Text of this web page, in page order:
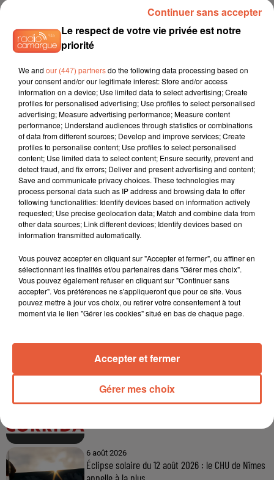
Arles : après un taureau percuté lors d'une
abrivado à Saliers,...
6 août 2026
Éclipse solaire du 12 août 2026 : le CHU de Nîmes
Le respect de votre vie privée est notre
priorité
We and our (447) partnersdo the following data processing based on
your consent and/or our legitimate interest: Store and/or access
information on a device; Use limited data to select advertising; Create
profiles for personalised advertising; Use profiles to select personalised
advertising; Measure advertising performance; Measure content
performance; Understand audiences through statistics or combinations
of data from different sources; Develop and improve services; Create
profiles to personalise content; Use profiles to select personalised
content; Use limited data to select content; Ensure security, prevent and
detect fraud, and fix errors; Deliver and present advertising and content;
Save and communicate privacy choices. These technologies may
process personal data such as IP address and browsing data to offer
following functionalities: Identify devices based on information actively
requested; Use precise geolocation data; Match and combine data from
other data sources; Link different devices; Identify devices based on
information transmitted automatically.
Vous pouvez accepter en cliquant sur "Accepter et fermer", ou affiner en
sélectionnant les finalités et/ou partenaires dans "Gérer mes choix".
Vous pouvez également refuser en cliquant sur "Continuer sans
accepter". Vos préférences ne s'appliqueront que pour ce site. Vous
pouvez mettre à jour vos choix, ou retirer votre consentement à tout
moment via le lien "Gérer les cookies" situé en bas de chaque page.
Gérer mes choix
Accepter et fermer
Continuer sans accepter